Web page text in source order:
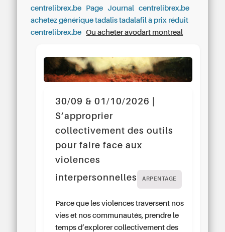
centrelibrex.be Page Journal
centrelibrex.be
achetez générique tadalis tadalafil à prix réduit
centrelibrex.be
Ou acheter avodart montreal
30/09 & 01/10/2026 |
S’approprier
collectivement des outils
pour faire face aux
violences
interpersonnelles
ARPENTAGE
Parce que les violences traversent nos
vies et nos communautés, prendre le
temps d’explorer collectivement des